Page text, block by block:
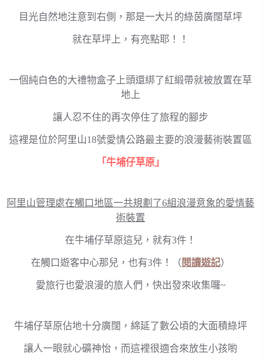
目光自然地注意到右側，那是一大片的綠茵廣闊草坪
就在草坪上，有亮點耶！！
一個純白色的大禮物盒子上頭還綁了紅緞帶就被放置在草
地上
讓人忍不住的再次停住了旅程的腳步
這裡是位於阿里山18號愛情公路最主要的浪漫藝術裝置區
「牛埔仔草原」
阿里山管理處在觸口地區一共規劃了6組浪漫意象的愛情藝
術裝置
在牛埔仔草原這兒，就有3件！
在觸口遊客中心那兒，也有3件！（ 閱讀遊記）
愛旅行也愛浪漫的旅人們，快出發來收集囉~
牛埔仔草原佔地十分廣闊，綿延了數公頃的大面積綠坪
讓人一眼就心礦神怡，而這裡很適合來放生小孩喲